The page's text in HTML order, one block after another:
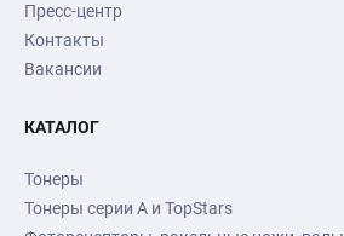
Пресс-центр
Контакты
Вакансии
КАТАЛОГ
Тонеры
Тонеры серии А и TopStars